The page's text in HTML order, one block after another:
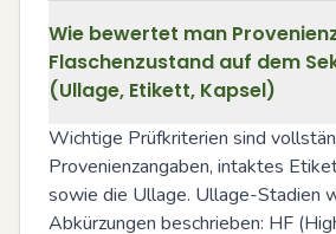
Wie bewertet man
Flaschenzustand auf dem
(Ullage, Etikett, Kapsel)
Wichtige Prüfkriterien sind
Provenienzangaben, intaktes
sowie die Ullage. Ullage-Stadien
Abkürzungen beschrieben: HF